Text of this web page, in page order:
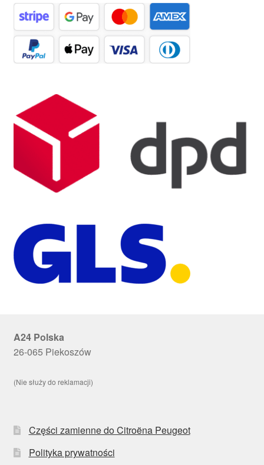
A24 Polska
26-065 Piekoszów
(Nie służy do reklamacji)
Części zamienne do Citroëna Peugeot
Polityka prywatności